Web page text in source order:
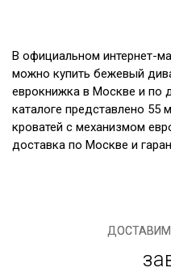
В официальном интернет-
можно купить бежевый
еврокнижка в Москве и по
каталоге представлено
кроватей с механизмом
доставка по Москве и